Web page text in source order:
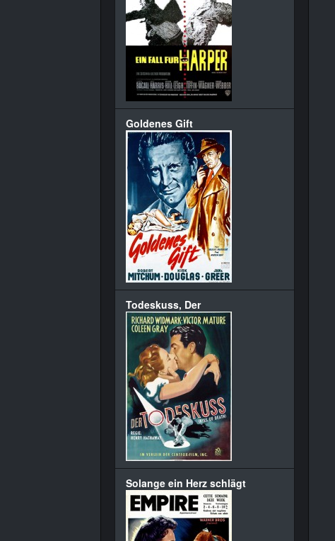
Goldenes Gift
Todeskuss, Der
Solange ein Herz schlägt